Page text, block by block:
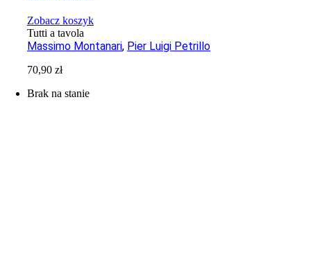
Zobacz koszyk
Tutti a tavola
Massimo Montanari, Pier Luigi Petrillo
70,90zł
Brak na stanie